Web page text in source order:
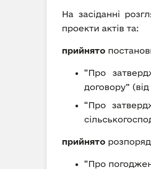
На засіданні
проекти актів та:
прийнято
“Про
договору”
“Про
прийнято
“Про